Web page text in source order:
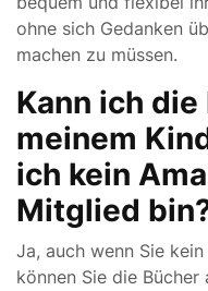
ohne sich Gedanken
machen zu müssen.
Kann ich
meinem
ich kein
Mitglied
Ja, auch wenn Sie
können Sie die